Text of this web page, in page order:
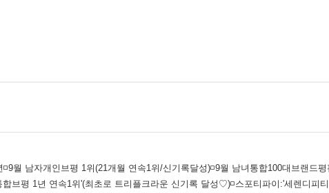
월 남자개인브평 1위(21개월 연속1위/신기록달성)◽9월 남녀통합100대브랜드
브평 1년 연속1위'(최초로 트리플크라운 신기록 달성♡)◽스포티파이:'세렌디피